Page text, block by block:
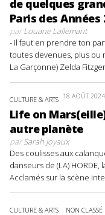
de quelques
Paris des Années
parLouane Lallemant
- Il faut en prendre ton
toutes devenues, plus ou
La Garçonne) Zelda
CULTURE & ARTS 18 AOÛT 2024
Life on
autre planète
parSarah Joyaux
Des coulisses aux
danseurs de (LA)
Acclamés sur la scène
CULTURE & ARTS NON CLASSÉ